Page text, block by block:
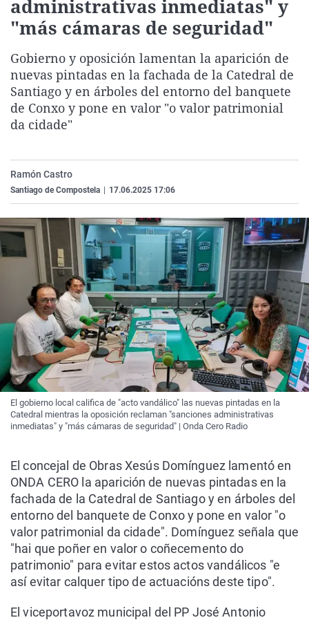
La rosa de los vientos
Gente viajera
Como el perro y el
Caso
Retornados
Equipo de
Operación Viuda
Extremadura
Galicia
La Rioja
Navarra
País Vasco
Virales
Televisión
Elecciones
administrativas inmediatas" y
"más cámaras de seguridad"
Gobierno y oposición lamentan la aparición de
nuevas pintadas en la fachada de la Catedral de
Santiago y en árboles del entorno del banquete
de Conxo y pone en valor "o valor patrimonial
da cidade"
Ramón Castro
Santiago de Compostela 17.06.2025 17:06
El gobierno local califica de "acto vandálico" las nuevas pintadas en la
Catedral mientras la oposición reclaman "sanciones administrativas
inmediatas" y "más cámaras de seguridad" | Onda Cero Radio
El concejal de Obras Xesús Domínguez lamentó en
ONDA CERO la aparición de nuevas pintadas en la
fachada de la Catedral de Santiago y en árboles del
entorno del banquete de Conxo y pone en valor "o
valor patrimonial da cidade". Domínguez señala que
"hai que poñer en valor o coñecemento do
patrimonio" para evitar estos actos vandálicos "e
así evitar calquer tipo de actuacións deste tipo".
El viceportavoz municipal del PP José Antonio